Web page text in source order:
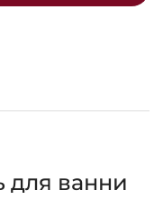
для ванни